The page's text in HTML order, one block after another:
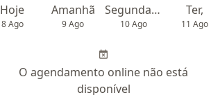
Hoje
8 Ago
Amanhã
9 Ago
Segunda-feira
10 Ago
Ter,
11 Ago
O agendamento online não está
disponível